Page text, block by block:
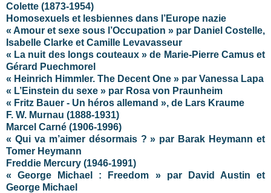
Colette (1873-1954)
Homosexuels et lesbiennes dans l’Europe nazie
« Amour et sexe sous l’Occupation » par Daniel Costelle,
Isabelle Clarke et Camille Levavasseur
« La nuit des longs couteaux » de Marie-Pierre Camus et
Gérard Puechmorel
« Heinrich Himmler. The Decent One » par Vanessa Lapa
« L’Einstein du sexe » par Rosa von Praunheim
« Fritz Bauer - Un héros allemand », de Lars Kraume
F. W. Murnau (1888-1931)
Marcel Carné (1906-1996)
« Qui va m’aimer désormais ? » par Barak Heymann et
Tomer Heymann
Freddie Mercury (1946-1991)
« George Michael : Freedom » par David Austin et
George Michael